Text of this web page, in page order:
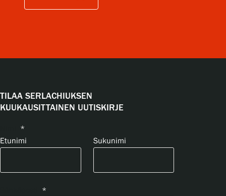
TILAA SERLACHIUKSEN
KUUKAUSITTAINEN UUTISKIRJE
*
Etunimi
Sukunimi
*